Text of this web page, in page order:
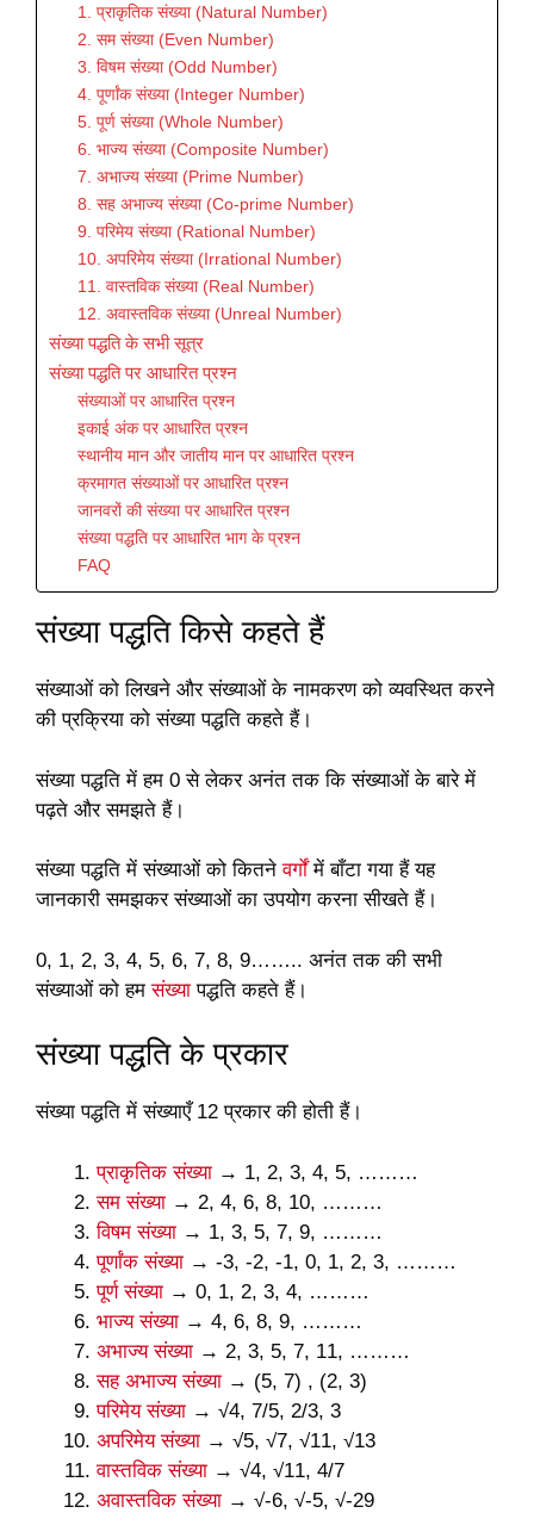
1. प्राकृतिक संख्या (Natural Number)
2. सम संख्या (Even Number)
3. विषम संख्या (Odd Number)
4. पूर्णांक संख्या (Integer Number)
5. पूर्ण संख्या (Whole Number)
6. भाज्य संख्या (Composite Number)
7. अभाज्य संख्या (Prime Number)
8. सह अभाज्य संख्या (Co-prime Number)
9. परिमेय संख्या (Rational Number)
10. अपरिमेय संख्या (Irrational Number)
11. वास्तविक संख्या (Real Number)
12. अवास्तविक संख्या (Unreal Number)
संख्या पद्धति के सभी सूत्र
संख्या पद्धति पर आधारित प्रश्न
संख्याओं पर आधारित प्रश्न
इकाई अंक पर आधारित प्रश्न
स्थानीय मान और जातीय मान पर आधारित प्रश्न
क्रमागत संख्याओं पर आधारित प्रश्न
जानवरों की संख्या पर आधारित प्रश्न
संख्या पद्धति पर आधारित भाग के प्रश्न
FAQ
संख्या पद्धति किसे कहते हैं
संख्याओं को लिखने और संख्याओं के नामकरण को व्यवस्थित करने
की प्रक्रिया को संख्या पद्धति कहते हैं।
संख्या पद्धति में हम 0 से लेकर अनंत तक कि संख्याओं के बारे में
पढ़ते और समझते हैं।
संख्या पद्धति में संख्याओं को कितनेवर्गोंमें बाँटा गया हैं यह
जानकारी समझकर संख्याओं का उपयोग करना सीखते हैं।
0, 1, 2, 3, 4, 5, 6, 7, 8, 9…….. अनंत तक की सभी
संख्याओं को हमसंख्या पद्धति कहते हैं।
संख्या पद्धति के प्रकार
संख्या पद्धति में संख्याएँ 12 प्रकार की होती हैं।
प्राकृतिक संख्या → 1, 2, 3, 4, 5, ………
सम संख्या → 2, 4, 6, 8, 10, ………
विषम संख्या → 1, 3, 5, 7, 9, ………
पूर्णांक संख्या → -3, -2, -1, 0, 1, 2, 3, ………
पूर्ण संख्या → 0, 1, 2, 3, 4, ………
भाज्य संख्या → 4, 6, 8, 9, ………
अभाज्य संख्या → 2, 3, 5, 7, 11, ………
सह अभाज्य संख्या → (5, 7) , (2, 3)
परिमेय संख्या → √4, 7/5, 2/3, 3
अपरिमेय संख्या → √5, √7, √11, √13
वास्तविक संख्या → √4, √11, 4/7
अवास्तविक संख्या → √-6, √-5, √-29